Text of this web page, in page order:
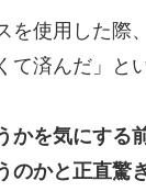
を使用した際
て済んだ」と
かを気にす
のかと正直驚